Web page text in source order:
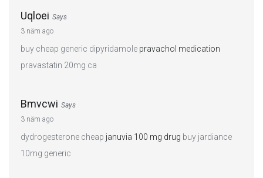
Uqloei Says
3 năm ago
buy cheap generic dipyridamole pravachol medication
pravastatin 20mg ca
Bmvcwi Says
3 năm ago
dydrogesterone cheap januvia 100 mg drug buy jardiance
10mg generic